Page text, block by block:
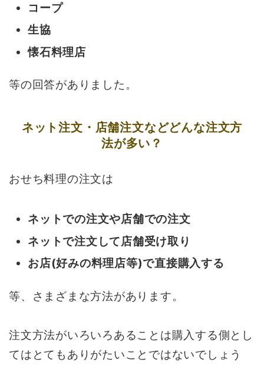
コープ
生協
懐石料理店
等の回答がありました。
ネット注文・店舗注文などどんな注文方
法が多い？
おせち料理の注文は
ネットでの注文や店舗での注文
ネットで注文して店舗受け取り
お店(好みの料理店等)で直接購入する
等、さまざまな方法があります。
注文方法がいろいろあることは購入する側とし
てはとてもありがたいことではないでしょう